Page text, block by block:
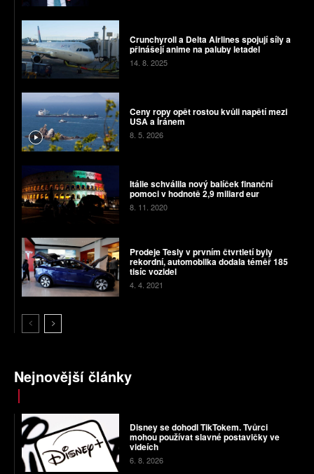
Crunchyroll a Delta Airlines spojují síly a
přinášejí anime na paluby letadel
14. 8. 2025
Ceny ropy opět rostou kvůli napětí mezi
USA a Íránem
8. 5. 2026
Itálie schválila nový balíček finanční
pomoci v hodnotě 2,9 miliard eur
8. 11. 2020
Prodeje Tesly v prvním čtvrtletí byly
rekordní, automobilka dodala téměř 185
tisíc vozidel
4. 4. 2021
Nejnovější články
Disney se dohodl TikTokem. Tvůrci
mohou používat slavné postavičky ve
videích
6. 8. 2026